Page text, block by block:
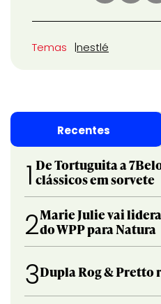
Temas nestlé
Recentes
1 De Tortuguita a
clássicos em sorvete
2Marie Julie vai
do WPP para Natura
3Dupla Rog & Pretto